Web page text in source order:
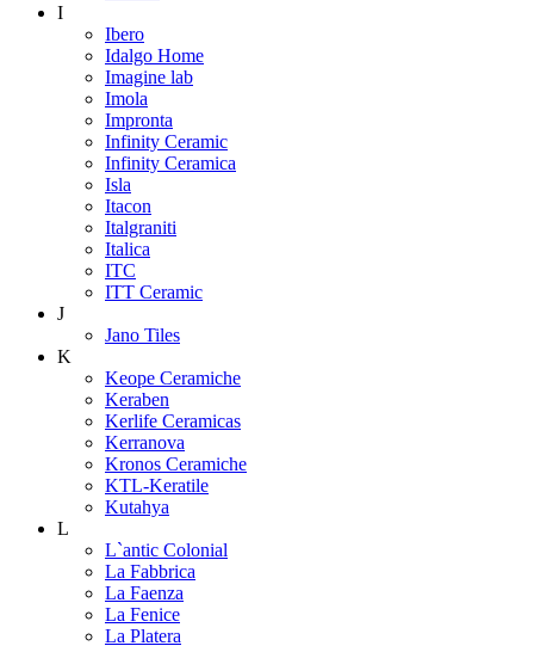
I
Ibero
Idalgo Home
Imagine lab
Imola
Impronta
Infinity Ceramic
Infinity Ceramica
Isla
Itacon
Italgraniti
Italica
ITC
ITT Ceramic
J
Jano Tiles
K
Keope Ceramiche
Keraben
Kerlife Ceramicas
Kerranova
Kronos Ceramiche
KTL-Keratile
Kutahya
L
L`antic Colonial
La Fabbrica
La Faenza
La Fenice
La Platera